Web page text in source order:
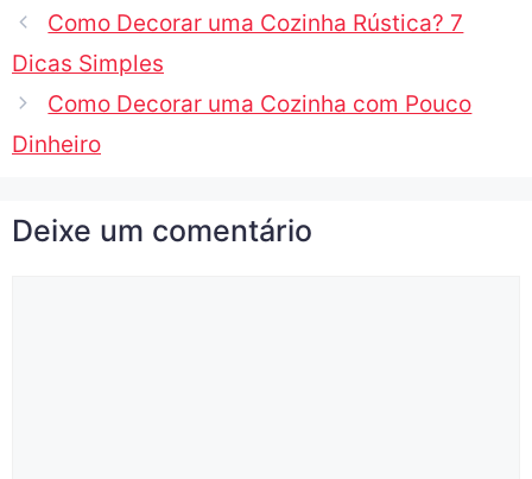
Como Decorar uma Cozinha Rústica? 7
Dicas Simples
Como Decorar uma Cozinha com Pouco
Dinheiro
Deixe um comentário